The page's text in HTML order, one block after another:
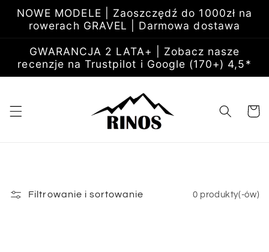
do
treści
NOWE MODELE | Zaoszczędź do 1000zł na
rowerach GRAVEL | Darmowa dostawa
GWARANCJA 2 LATA+ | Zobacz nasze
recenzje na Trustpilot i Google (170+) 4,5*
Koszyk
Filtrowanie i sortowanie 0 produkty(-ów)